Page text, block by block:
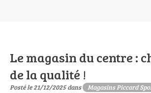
Le magasin du centre :
de la qualité !
Posté le 21/12/2025 dans Magasins Piccard